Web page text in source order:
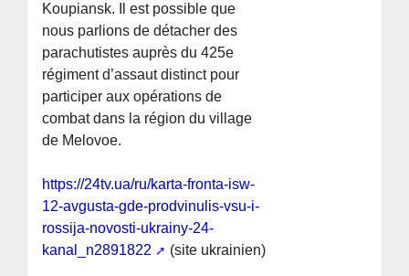
Koupiansk. Il est possible que
nous parlions de détacher des
parachutistes auprès du 425e
régiment d’assaut distinct pour
participer aux opérations de
combat dans la région du village
de Melovoe.
https://24tv.ua/ru/karta-fronta-isw-
12-avgusta-gde-prodvinulis-vsu-i-
rossija-novosti-ukrainy-24-
kanal_n2891822
(site ukrainien)